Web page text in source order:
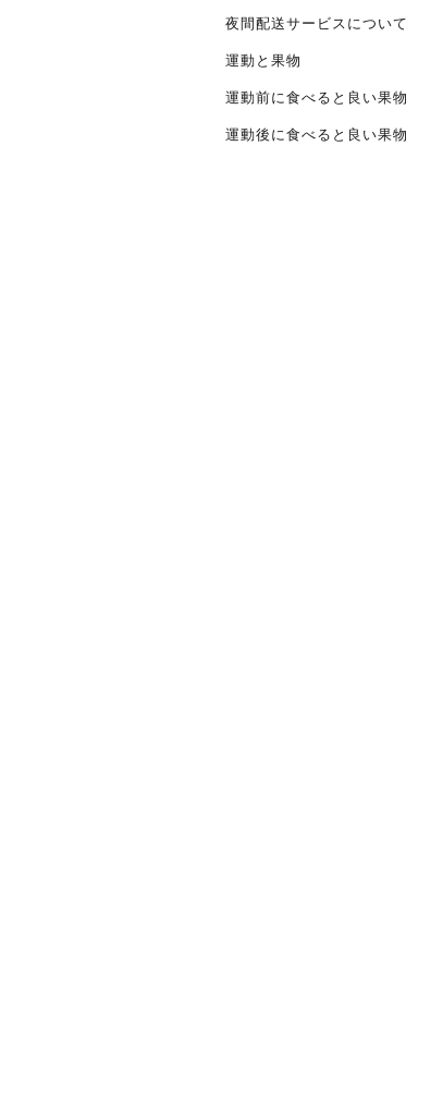
夜間配送サービスについて
運動と果物
運動前に食べると良い果物
運動後に食べると良い果物